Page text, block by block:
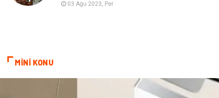
Kültür
Kiralama Servisleri
03 Ağu 2023, Per
MİNİ KONU